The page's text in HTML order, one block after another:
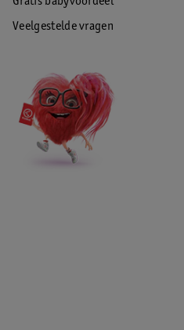
Veelgestelde vragen